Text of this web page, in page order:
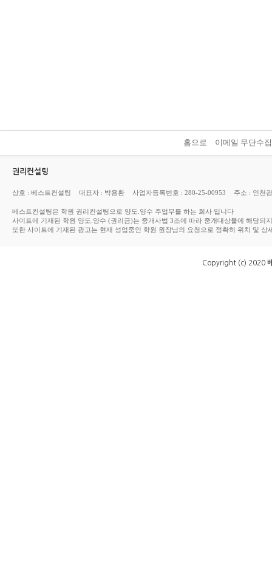
홈으로 이메일 무단수
권리컨설팅
상호 : 베스트컨설팅 대표자 : 박용환 사업자등록번호 : 280-25-00953 주소 : 인천
베스트컨설팅은 학원 권리컨설팅으로 양도.양수 주업무를 하는 회사 입니다
사이트에 기재된 학원 양도.양수 (권리금)는 중개사법 3조에 따라 중개대상물에 해당되
또한 사이트에 기재된 광고는 현재 성업중인 학원 원장님의 요청으로 정확히 위치 및
Copyright (c) 2020